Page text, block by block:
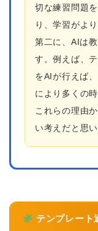
切な練習問題
り、学習がよ
第二に、AIは
す。例えば、
をAIが行えば
により多くの
これらの理由
い考えだと思い
テンプレート